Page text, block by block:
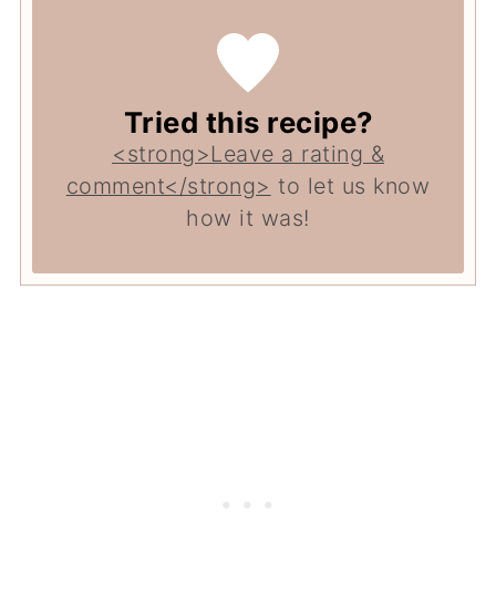
Tried this recipe?
<strong>Leave a rating &
comment</strong> to let us know
how it was!